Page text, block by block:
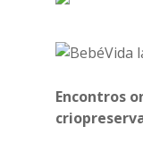
Encontros